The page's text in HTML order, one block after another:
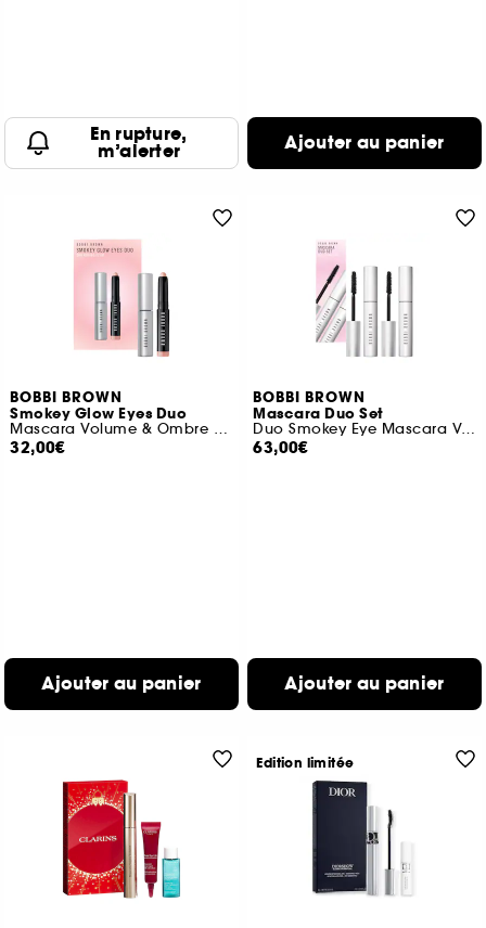
En rupture,
m’alerter Ajouter au panier
BOBBI BROWN
Smokey Glow Eyes Duo
Mascara Volume & Ombre à paupières
32,00€
Ajouter au panier
BOBBI BROWN
Mascara Duo Set
Duo Smokey Eye Mascara Volume
63,00€
Ajouter au panier
Edition limitée